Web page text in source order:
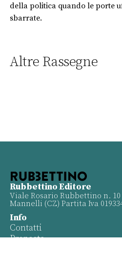
della politica quando le porte
sbarrate.
Altre Rassegne
Rubbettino Editore
Viale Rosario Rubbettino n. 10
Mannelli (CZ) Partita Iva
Info
Contatti
Proposte